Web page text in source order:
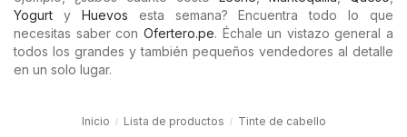
Yogurt y Huevos esta semana? Encuentra todo lo que
necesitas saber con Ofertero.pe. Échale un vistazo general a
todos los grandes y también pequeños vendedores al detalle
en un solo lugar.
Inicio Lista de productos Tinte de cabello